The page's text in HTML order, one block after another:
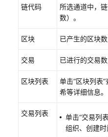
API
参
问
链代码
所选通道中，
数）。
区块 已产生的区块数
交易 已进行的交易数
区块列表
单击“区块列表
希等详细信息。
交易列表
单击“交易列
组织、创建时